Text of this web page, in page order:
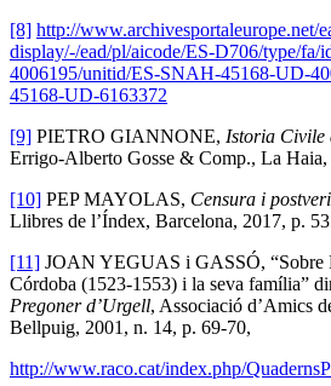
[8] http://www.archivesportaleurope.net/
display/-/ead/pl/aicode/ES-D706/type/
4006195/unitid/ES-SNAH-45168-UD-
45168-UD-6163372
[9] PIETRO GIANNONE, Istoria Civile
Errigo-Alberto Gosse & Comp., La Haia,
[10] PEP MAYOLAS, Censura i
Llibres de l’Índex, Barcelona, 2017, p.
[11] JOAN YEGUAS i GASSÓ, “Sobre
Córdoba (1523-1553) i la seva família”
Pregoner d’Urgell, Associació d’Amics
Bellpuig, 2001, n. 14, p. 69-70,
http://www.raco.cat/index.php/